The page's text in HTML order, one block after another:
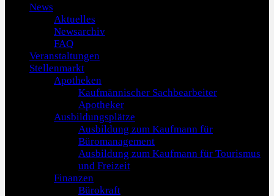
News
Aktuelles
Newsarchiv
FAQ
Veranstaltungen
Stellenmarkt
Apotheken
Kaufmännischer Sachbearbeiter
Apotheker
Ausbildungsplätze
Ausbildung zum Kaufmann für
Büromanagement
Ausbildung zum Kaufmann für Tourismus
und Freizeit
Finanzen
Bürokraft